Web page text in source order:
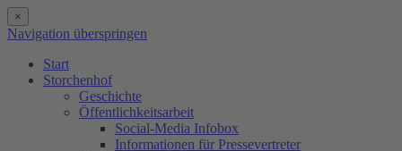
×
Navigation überspringen
Start
Storchenhof
Geschichte
Öffentlichkeitsarbeit
Social-Media Infobox
Informationen für Pressevertreter